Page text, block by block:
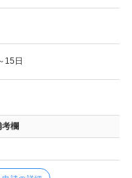
15日
考欄